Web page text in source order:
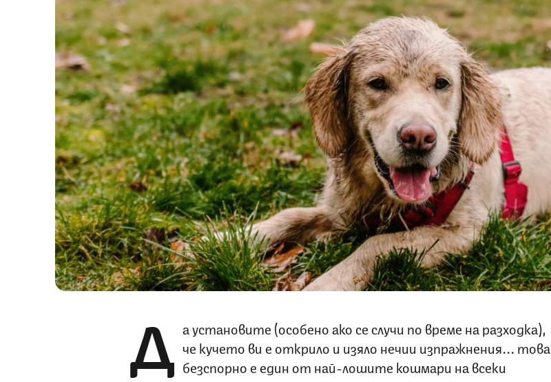
Д а установите (особено ако се случи по време на разходка),
че кучето ви е открило и изяло нечии изпражнения... това
безспорно е един от най-лошите кошмари на всеки